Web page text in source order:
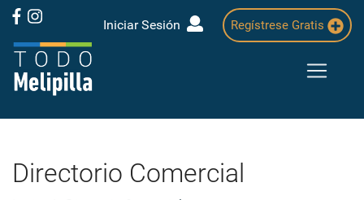
Iniciar Sesión Regístrese Gratis
Directorio Comercial